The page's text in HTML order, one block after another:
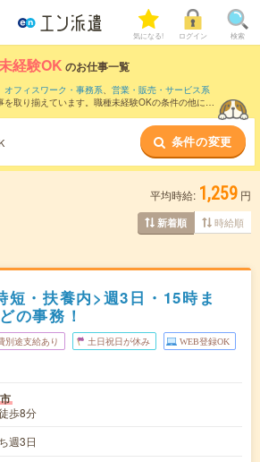
気になる! ログイン 検索
経験OK のお仕事一覧
オフィスワーク・事務系、 営業・販売・サービス系
を取り揃えています。職種未経験OKの条件の他に、
条件の変更
平均時給: 1,259 円
新着順 時給順
短・扶養内>週3日・15時ま
の事務！
別途支給あり 土日祝日が休み WEB登録OK
歩8分
週3日